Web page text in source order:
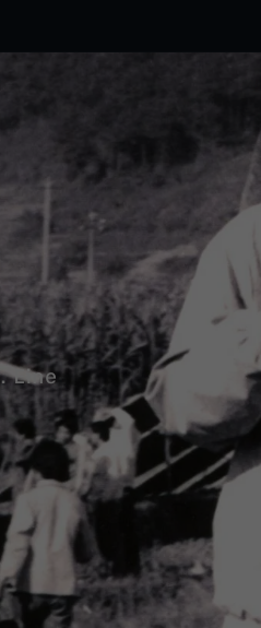
Eine